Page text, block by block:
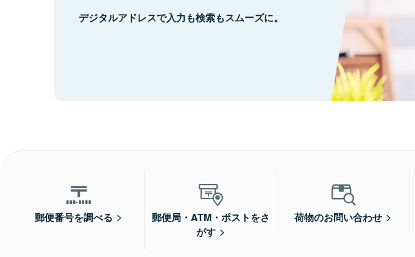
デジタルアドレスで入力も検索もスムーズに。
郵便番号を調べる
郵便局・ATM・ポストをさ
がす
荷物のお問い合わせ